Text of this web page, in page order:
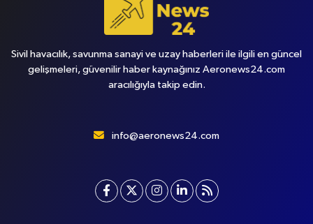
Sivil havacılık, savunma sanayi ve uzay haberleri ile ilgili en güncel
gelişmeleri, güvenilir haber kaynağınız Aeronews24.com
aracılığıyla takip edin.
info@aeronews24.com